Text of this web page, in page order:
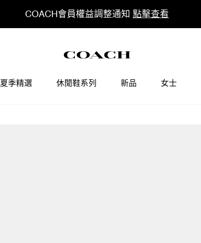
COACH會員權益調整通知 點擊查看
夏季精選 休閒鞋系列 新品 女士